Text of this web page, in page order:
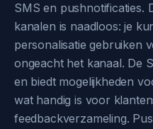
SMS en pushnotificaties.
kanalen is naadloos: je
personalisatie gebruiken
ongeacht het kanaal. De
en biedt mogelijkheden
wat handig is voor
feedbackverzameling.